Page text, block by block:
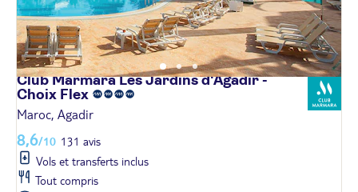
Club Marmara Les Jardins d'Agadir -
Choix Flex
Maroc, Agadir
8,6/10 131 avis
Vols et transferts inclus
Tout compris